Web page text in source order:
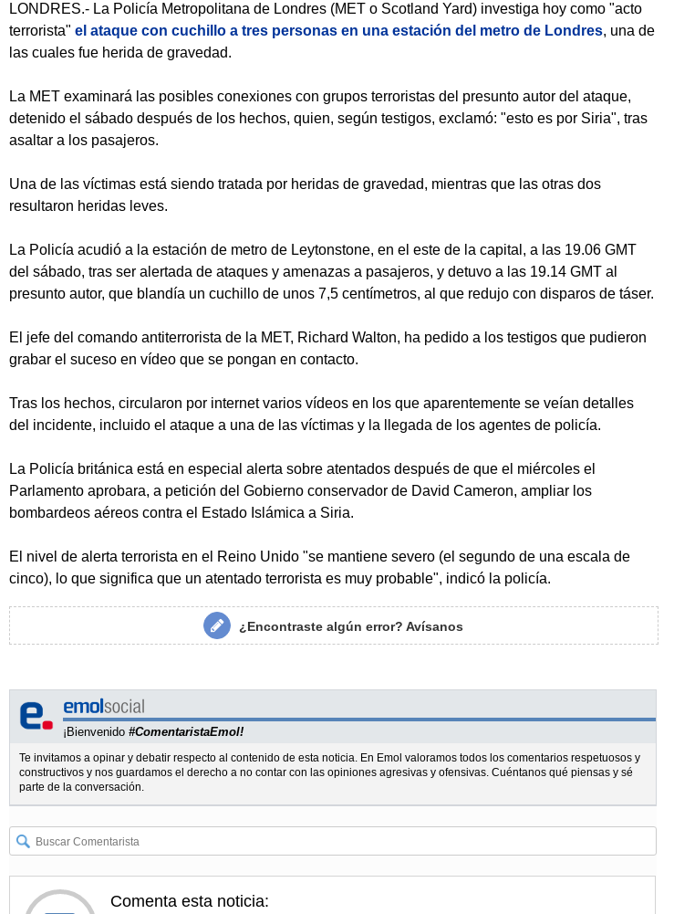
LONDRES.- La Policía Metropolitana de Londres (MET o Scotland Yard) investiga hoy como "acto
terrorista" el ataque con cuchillo a tres personas en una estación del metro de Londres, una de
las cuales fue herida de gravedad.
La MET examinará las posibles conexiones con grupos terroristas del presunto autor del ataque,
detenido el sábado después de los hechos, quien, según testigos, exclamó: "esto es por Siria", tras
asaltar a los pasajeros.
Una de las víctimas está siendo tratada por heridas de gravedad, mientras que las otras dos
resultaron heridas leves.
La Policía acudió a la estación de metro de Leytonstone, en el este de la capital, a las 19.06 GMT
del sábado, tras ser alertada de ataques y amenazas a pasajeros, y detuvo a las 19.14 GMT al
presunto autor, que blandía un cuchillo de unos 7,5 centímetros, al que redujo con disparos de táser.
El jefe del comando antiterrorista de la MET, Richard Walton, ha pedido a los testigos que pudieron
grabar el suceso en vídeo que se pongan en contacto.
Tras los hechos, circularon por internet varios vídeos en los que aparentemente se veían detalles
del incidente, incluido el ataque a una de las víctimas y la llegada de los agentes de policía.
La Policía británica está en especial alerta sobre atentados después de que el miércoles el
Parlamento aprobara, a petición del Gobierno conservador de David Cameron, ampliar los
bombardeos aéreos contra el Estado Islámica a Siria.
El nivel de alerta terrorista en el Reino Unido "se mantiene severo (el segundo de una escala de
cinco), lo que significa que un atentado terrorista es muy probable", indicó la policía.
¿Encontraste algún error?Avísanos
¡Bienvenido #ComentaristaEmol!
Te invitamos a opinar y debatir respecto al contenido de esta noticia. En Emol valoramos todos los comentarios respetuosos y
constructivos y nos guardamos el derecho a no contar con las opiniones agresivas y ofensivas. Cuéntanos qué piensas y sé
parte de la conversación.
Comenta esta noticia: